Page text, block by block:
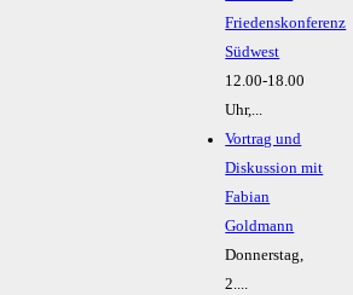
Friedenskonferenz
Südwest
12.00-18.00
Uhr,...
Vortrag und
Diskussion mit
Fabian
Goldmann
Donnerstag,
2....